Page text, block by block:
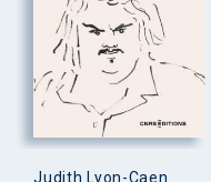
Judith Lyon-Caen